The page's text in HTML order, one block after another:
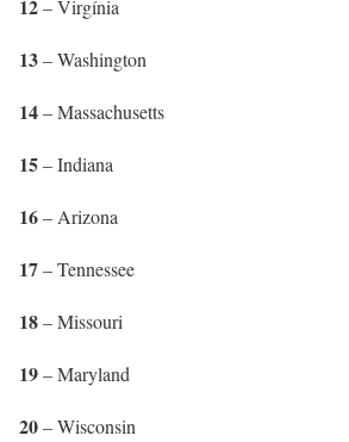
12– Virgínia
13– Washington
14– Massachusetts
15– Indiana
16– Arizona
17– Tennessee
18– Missouri
19– Maryland
20– Wisconsin